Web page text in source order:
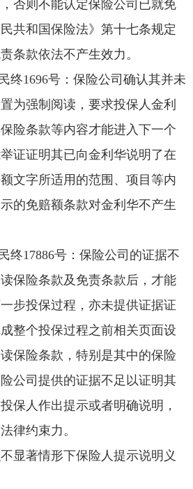
否则不能认定保险公司已就免
共和国保险法》第十七条规定
条款依法不产生效力。
终1696号：保险公司确认其并未
为强制阅读，要求投保人金利
险条款等内容才能进入下一个
证证明其已向金利华说明了在
文字所适用的范围、项目等内
的免赔额条款对金利华不产生
终17886号：保险公司的证据不
保险条款及免责条款后，才能
步投保过程，亦未提供证据证
整个投保过程之前相关页面设
保险条款，特别是其中的保险
公司提供的证据不足以证明其
保人作出提示或者明确说明，
律约束力。
不显著情形下保险人提示说明义